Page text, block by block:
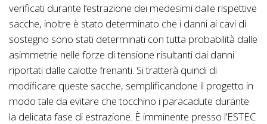
verificati durante l’estrazione dei medesimi dalle rispettive
sacche, inoltre è stato determinato che i danni ai cavi di
sostegno sono stati determinati con tutta probabilità dalle
asimmetrie nelle forze di tensione risultanti dai danni
riportati dalle calotte frenanti. Si tratterà quindi di
modificare queste sacche, semplificandone il progetto in
modo tale da evitare che tocchino i paracadute durante
la delicata fase di estrazione. È imminente presso l’ESTEC